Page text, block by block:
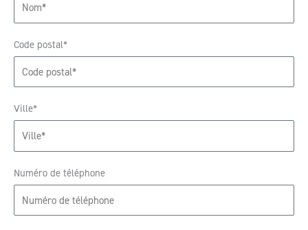
Code postal*
Ville*
Numéro de téléphone